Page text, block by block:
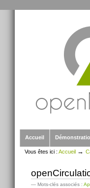
Accueil
Vous êtes ici : Accueil →
— Mots-clés associés :